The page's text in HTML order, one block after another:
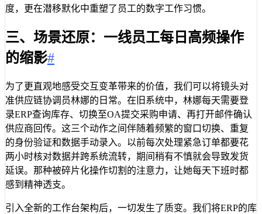
度，更在潜移默化中重塑了员工的数字工作习惯。
三、场景还原：一线员工每日高频操作
的缩影#
为了更直观地感受交互变革带来的价值，我们可以将镜头对
准供应链协调员林娜的日常。在旧系统中，林娜每天需要登
录ERP查询库存、切换至OA提交采购申请、再打开邮件确认
供应商回传。这三个动作之间伴随着频繁的窗口切换、重复
的身份验证和数据手动录入。以前每次处理紧急订单都要花
两小时核对数据并跨系统流转，期间稍有不慎就会导致发货
延误。那种被碎片化操作切割的注意力，让她每天下班时都
感到精神透支。
引入全新的工作台架构后，一切发生了质变。我们将ERP的库